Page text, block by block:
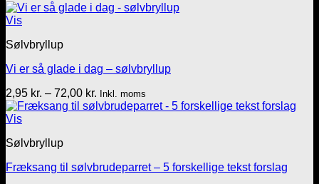
Vis
Sølvbryllup
Vi er så glade i dag – sølvbryllup
2,95 kr. – 72,00 kr. Prisinterval:
2,95 kr.
Inkl. moms
Vis
Sølvbryllup
Fræksang til sølvbrudeparret – 5 forskellige tekst forslag